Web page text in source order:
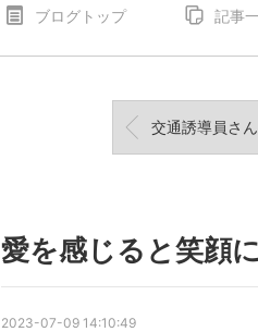
ブログトップ 記事
交通誘導員さ
愛を感じると笑顔
2023-07-09 14:10:49